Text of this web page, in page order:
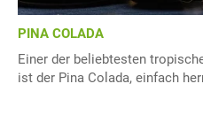
PINA COLADA
Einer der beliebtesten
ist der Pina Colada, einfach